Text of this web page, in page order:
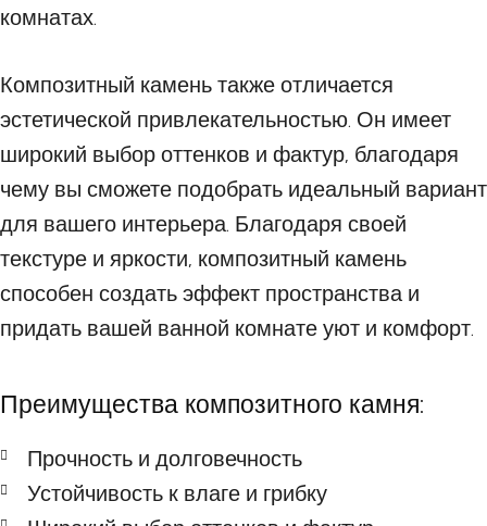
комнатах.
Композитный камень также отличается
эстетической привлекательностью. Он имеет
широкий выбор оттенков и фактур, благодаря
чему вы сможете подобрать идеальный вариант
для вашего интерьера. Благодаря своей
текстуре и яркости, композитный камень
способен создать эффект пространства и
придать вашей ванной комнате уют и комфорт.
Преимущества композитного камня:
Прочность и долговечность
Устойчивость к влаге и грибку